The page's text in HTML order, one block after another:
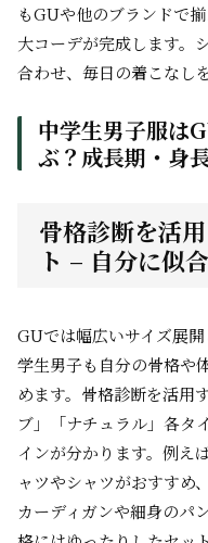
もGUや他のブランドで
大コーデが完成します。
合わせ、毎日の着こなし
中学生男子服は
ぶ？成長期・身
骨格診断を活
ト – 自分に似
GUでは幅広いサイズ展
学生男子も自分の骨格や
めます。骨格診断を活用
ブ」「ナチュラル」各タ
インが分かります。例え
ャツやシャツがおすすめ
カーディガンや細身のパ